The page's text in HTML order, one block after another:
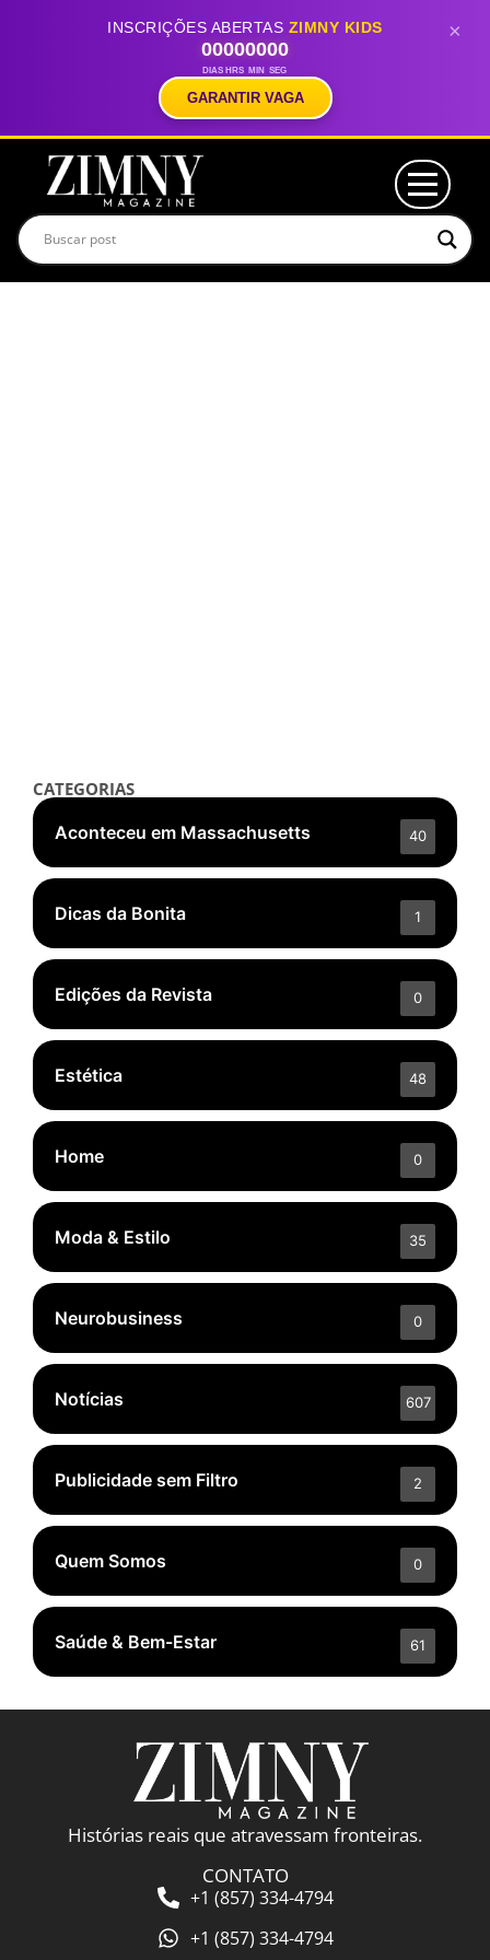
INSCRIÇÕES ABERTAS ZIMNY KIDS
00
DIAS
00
HRS
00
MIN
00
SEG
GARANTIR VAGA
×
CATEGORIAS
Aconteceu em Massachusetts
40
Dicas da Bonita 1
Edições da Revista 0
Estética 48
Home 0
Moda & Estilo 35
Neurobusiness 0
Notícias 607
Publicidade sem Filtro 2
Quem Somos 0
Saúde & Bem-Estar 61
Histórias reais que atravessam fronteiras.
CONTATO
+1 (857) 334-4794
+1 (857) 334-4794